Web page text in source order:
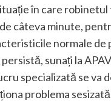
în care robinetul
câteva minute,
normale de
sunați la
specializată se va
problema